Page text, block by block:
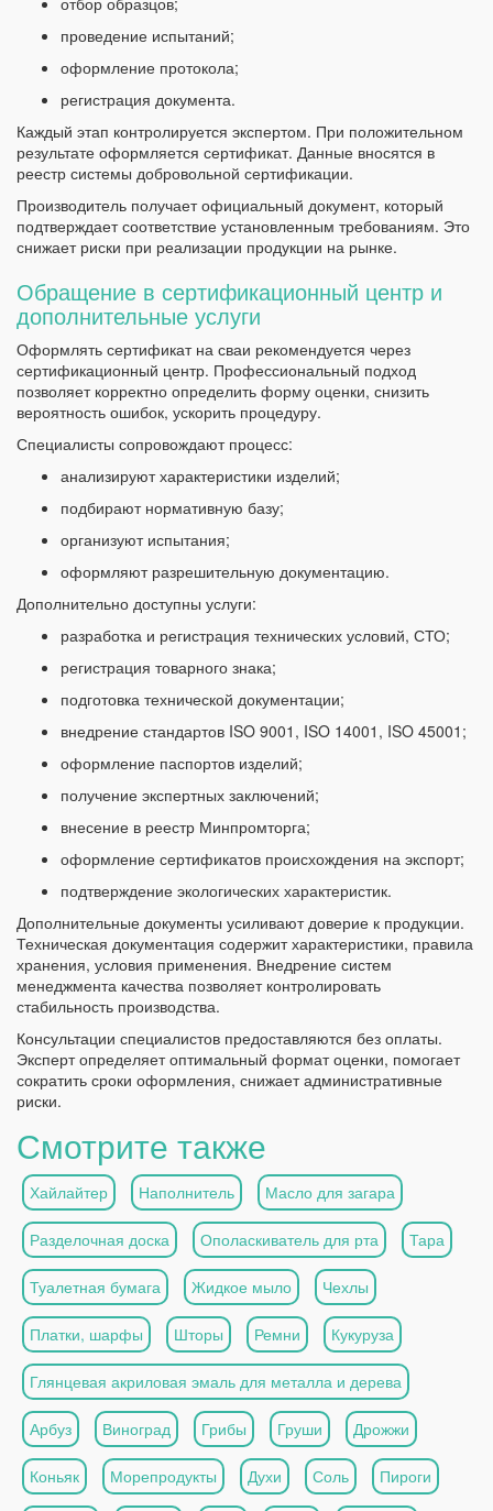
проведение испытаний;
оформление протокола;
регистрация документа.
Каждый этап контролируется экспертом. При положительном
результате оформляется сертификат. Данные вносятся в
реестр системы добровольной сертификации.
Производитель получает официальный документ, который
подтверждает соответствие установленным требованиям. Это
снижает риски при реализации продукции на рынке.
Обращение в сертификационный центр и
дополнительные услуги
Оформлять сертификат на сваи рекомендуется через
сертификационный центр. Профессиональный подход
позволяет корректно определить форму оценки, снизить
вероятность ошибок, ускорить процедуру.
Специалисты сопровождают процесс:
анализируют характеристики изделий;
подбирают нормативную базу;
организуют испытания;
оформляют разрешительную документацию.
Дополнительно доступны услуги:
разработка и регистрация технических условий, СТО;
регистрация товарного знака;
подготовка технической документации;
внедрение стандартов ISO 9001, ISO 14001, ISO 45001;
оформление паспортов изделий;
получение экспертных заключений;
внесение в реестр Минпромторга;
оформление сертификатов происхождения на экспорт;
подтверждение экологических характеристик.
Дополнительные документы усиливают доверие к продукции.
Техническая документация содержит характеристики, правила
хранения, условия применения. Внедрение систем
менеджмента качества позволяет контролировать
стабильность производства.
Консультации специалистов предоставляются без оплаты.
Эксперт определяет оптимальный формат оценки, помогает
сократить сроки оформления, снижает административные
риски.
Смотрите также
Хайлайтер Наполнитель Масло для загара
Разделочная доска Ополаскиватель для рта Тара
Туалетная бумага Жидкое мыло Чехлы
Платки, шарфы Шторы Ремни Кукуруза
Глянцевая акриловая эмаль для металла и дерева
Арбуз Виноград Грибы Груши Дрожжи
Коньяк Морепродукты Духи Соль Пироги